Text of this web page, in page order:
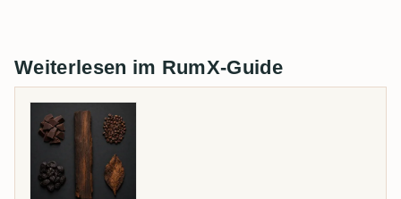
Weiterlesen im RumX-Guide